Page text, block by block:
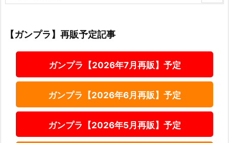
【ガンプラ】再販予定記事
ガンプラ【2026年7月再販】予定
ガンプラ【2026年6月再販】予定
ガンプラ【2026年5月再販】予定